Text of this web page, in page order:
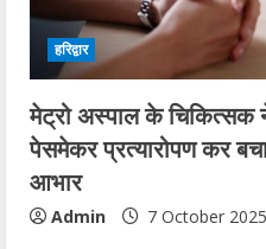
हरिद्वार
मेट्रो अस्पाल के चिकित्सक
पेसमेकर प्रत्यारोपण कर
आभार
Admin 7 October 2025